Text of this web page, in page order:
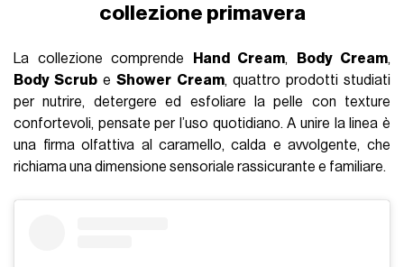
collezione primavera
La collezione comprende Hand Cream, Body Cream,
Body Scrub eShower Cream, quattro prodotti studiati
per nutrire, detergere ed esfoliare la pelle con texture
confortevoli, pensate per l’uso quotidiano. A unire la linea è
una firma olfattiva al caramello, calda e avvolgente, che
richiama una dimensione sensoriale rassicurante e familiare.